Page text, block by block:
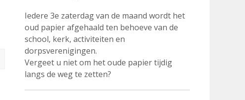
Iedere 3e zaterdag van de maand wordt het
oud papier afgehaald ten behoeve van de
school, kerk, activiteiten en
dorpsverenigingen.
Vergeet u niet om het oude papier tijdig
langs de weg te zetten?